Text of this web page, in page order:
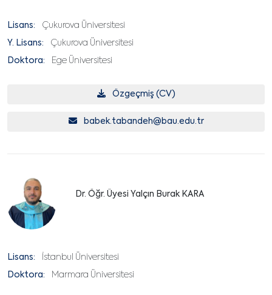
Lisans: Çukurova Üniversitesi
Y. Lisans: Çukurova Üniversitesi
Doktora: Ege Üniversitesi
Özgeçmiş (CV)
babek.tabandeh@bau.edu.tr
Dr. Öğr. Üyesi Yalçın Burak KARA
Lisans: İstanbul Üniversitesi
Doktora: Marmara Üniversitesi